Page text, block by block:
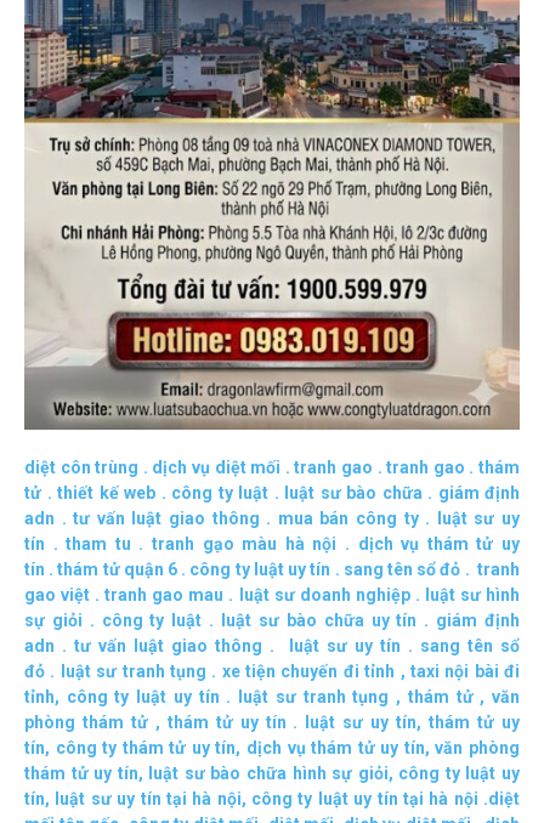
diệt côn trùng . dịch vụ diệt mối .tranh gao .tranh gao .thám
tử . thiết kế web . công ty luật . luật sư bào chữa . giám định
adn .tư vấn luật giao thông . mua bán công ty.
luật sư uy
tín .tham tu .tranh gạo màu hà nội . dịch vụ thám tử uy
tín .thám tử quận 6 . công ty luật uy tín . sang tên sổ đỏ .tranh
gao việt .tranh gao mau . luật sư doanh nghiệp.
luật sư hình
sự giỏi . công ty luật . luật sư bào chữa uy tín . giám định
adn . tư vấn luật giao thông . luật sư uy tín . sang tên sổ
đỏ . luật sư tranh tụng . xe tiện chuyến đi tỉnh , taxi nội bài đi
tỉnh, công ty luật uy tín . luật sư tranh tụng , thám tử,văn
phòng thám tử, thám tử uy tín . luật sư uy tín,thám tử uy
tín, công ty thám tử uy tín, dịch vụ thám tử uy tín,văn phòng
thám tử uy tín, luật sư bào chữa hình sự giỏi, công ty luật uy
tín, luật sư uy tín tại hà nội, công ty luật uy tín tại hà nội .diệt